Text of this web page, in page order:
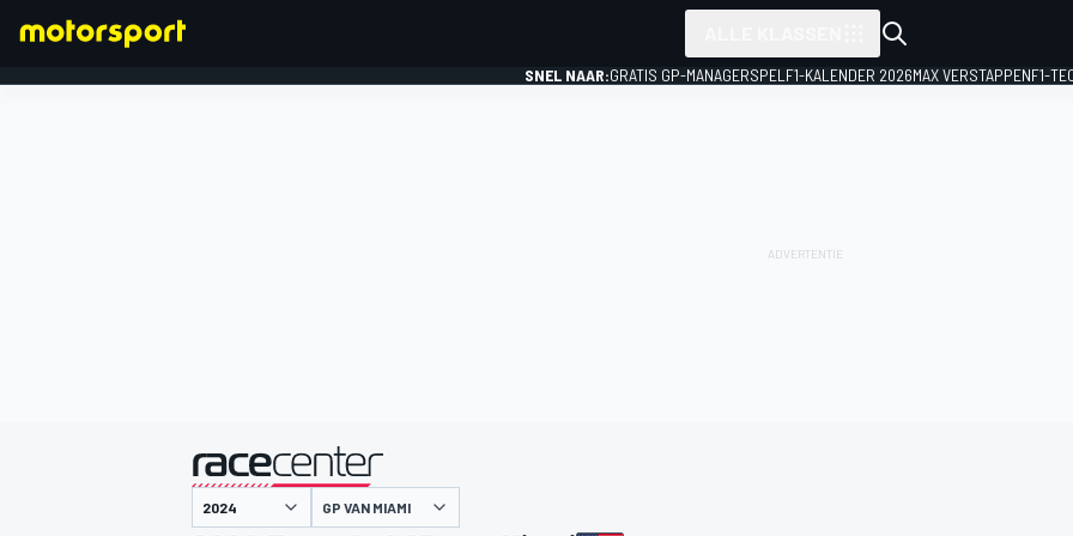
SNEL NAAR:GRATIS GP-MANAGERSPEL F1-KALENDER 2026MAX VERSTAPPENF1-
gepresenteerd door
GP VAN MIAMI